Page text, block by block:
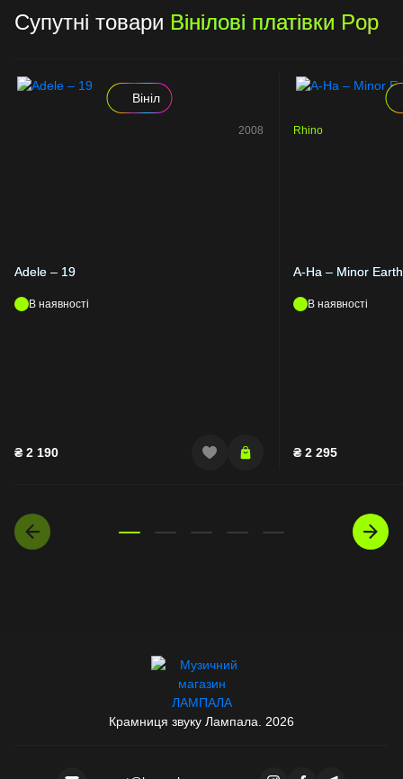
Супутні товари Вінілові платівки Pop
Вініл
2008
Adele – 19
В наявності
₴ 2 190
Rhino
A-Ha – Minor
В наявності
₴ 2 295
Крамниця звуку Лампала. 2026